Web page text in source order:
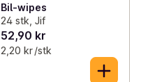
Bil-wipes
24 stk, Jif
52,90 kr
2,20 kr /stk